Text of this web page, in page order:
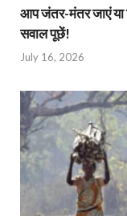
आप जंतर-मंतर जाएं या
सवाल पूछें!
July 16, 2026